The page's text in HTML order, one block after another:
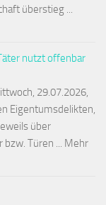
überstieg ...
nutzt offenbar
29.07.2026,
Eigentumsdelikten,
über
Türen ... Mehr